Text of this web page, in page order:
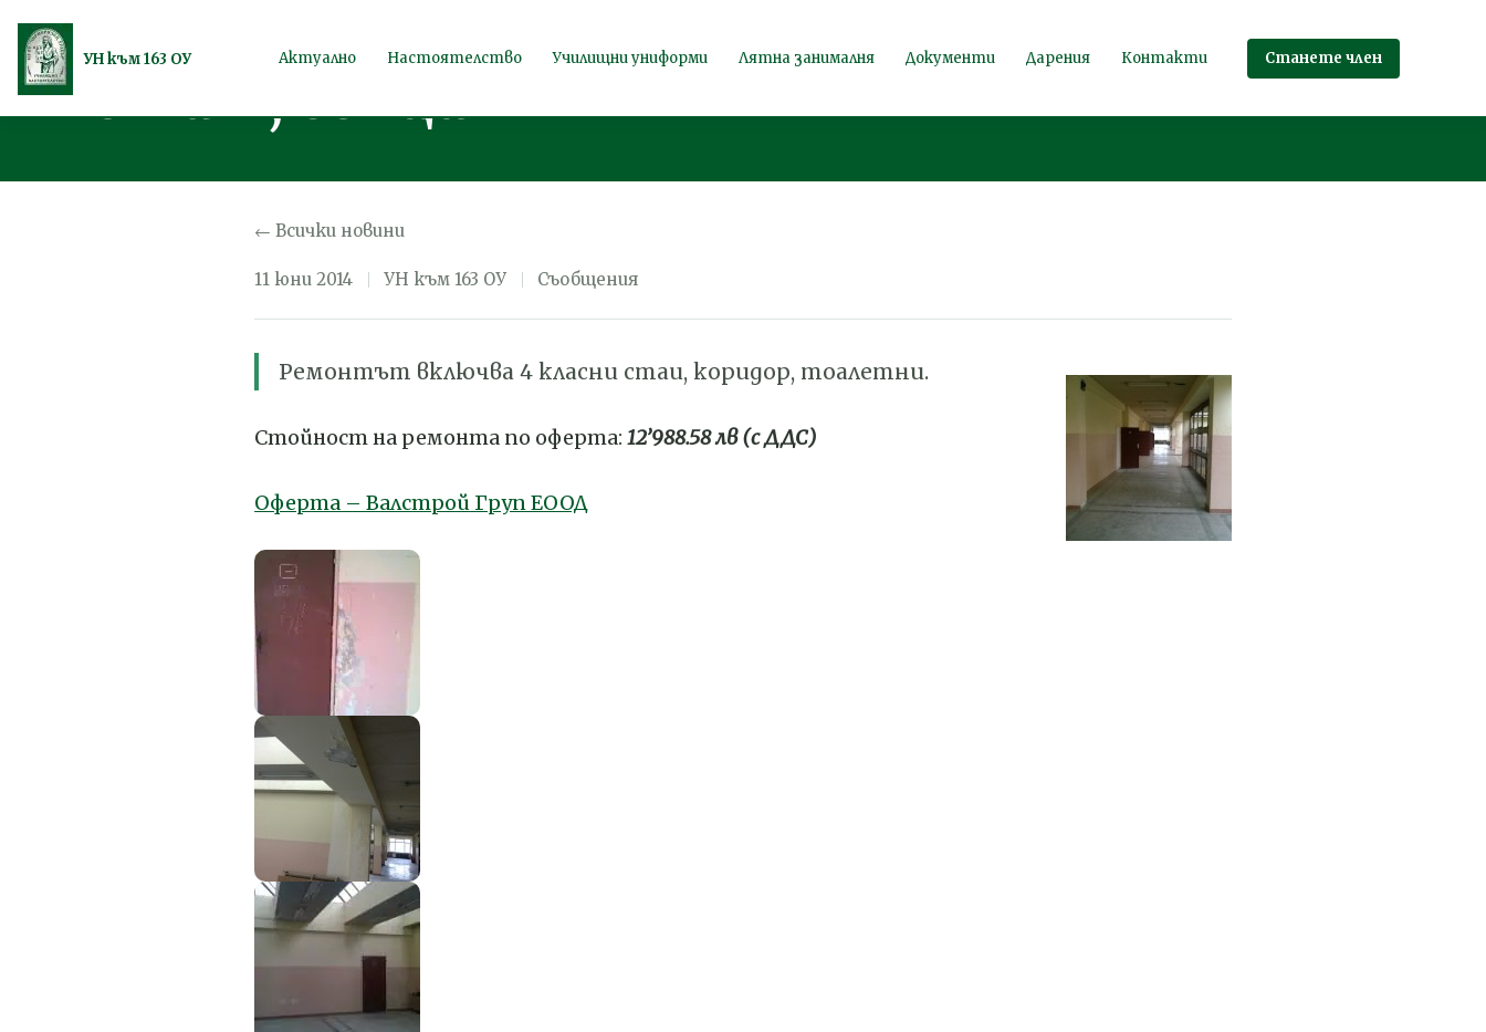
Продължете
към
УН към 163 ОУ Актуално Настоятелство Училищни униформи Лятна занималня Документи Дарения Контакти Станете член
Завършен: Ремонт на 3ти
етаж, секция Б
← Всички новини
11 юни 2014 УН към 163 ОУ Съобщения
Ремонтът включва 4 класни стаи, коридор, тоалетни.
Стойност на ремонта по оферта:12’988.58 лв (с ДДС)
Оферта – Валстрой Груп ЕООД